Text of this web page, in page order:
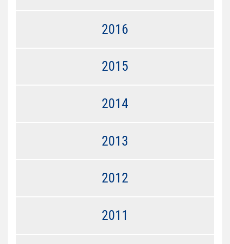
2016
2015
2014
2013
2012
2011